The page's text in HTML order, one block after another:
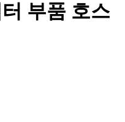
부품 호스